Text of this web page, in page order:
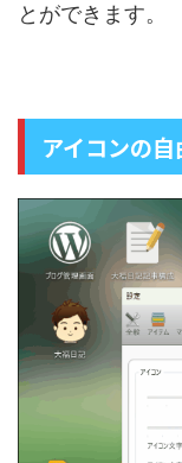
とができます。
アイコンの